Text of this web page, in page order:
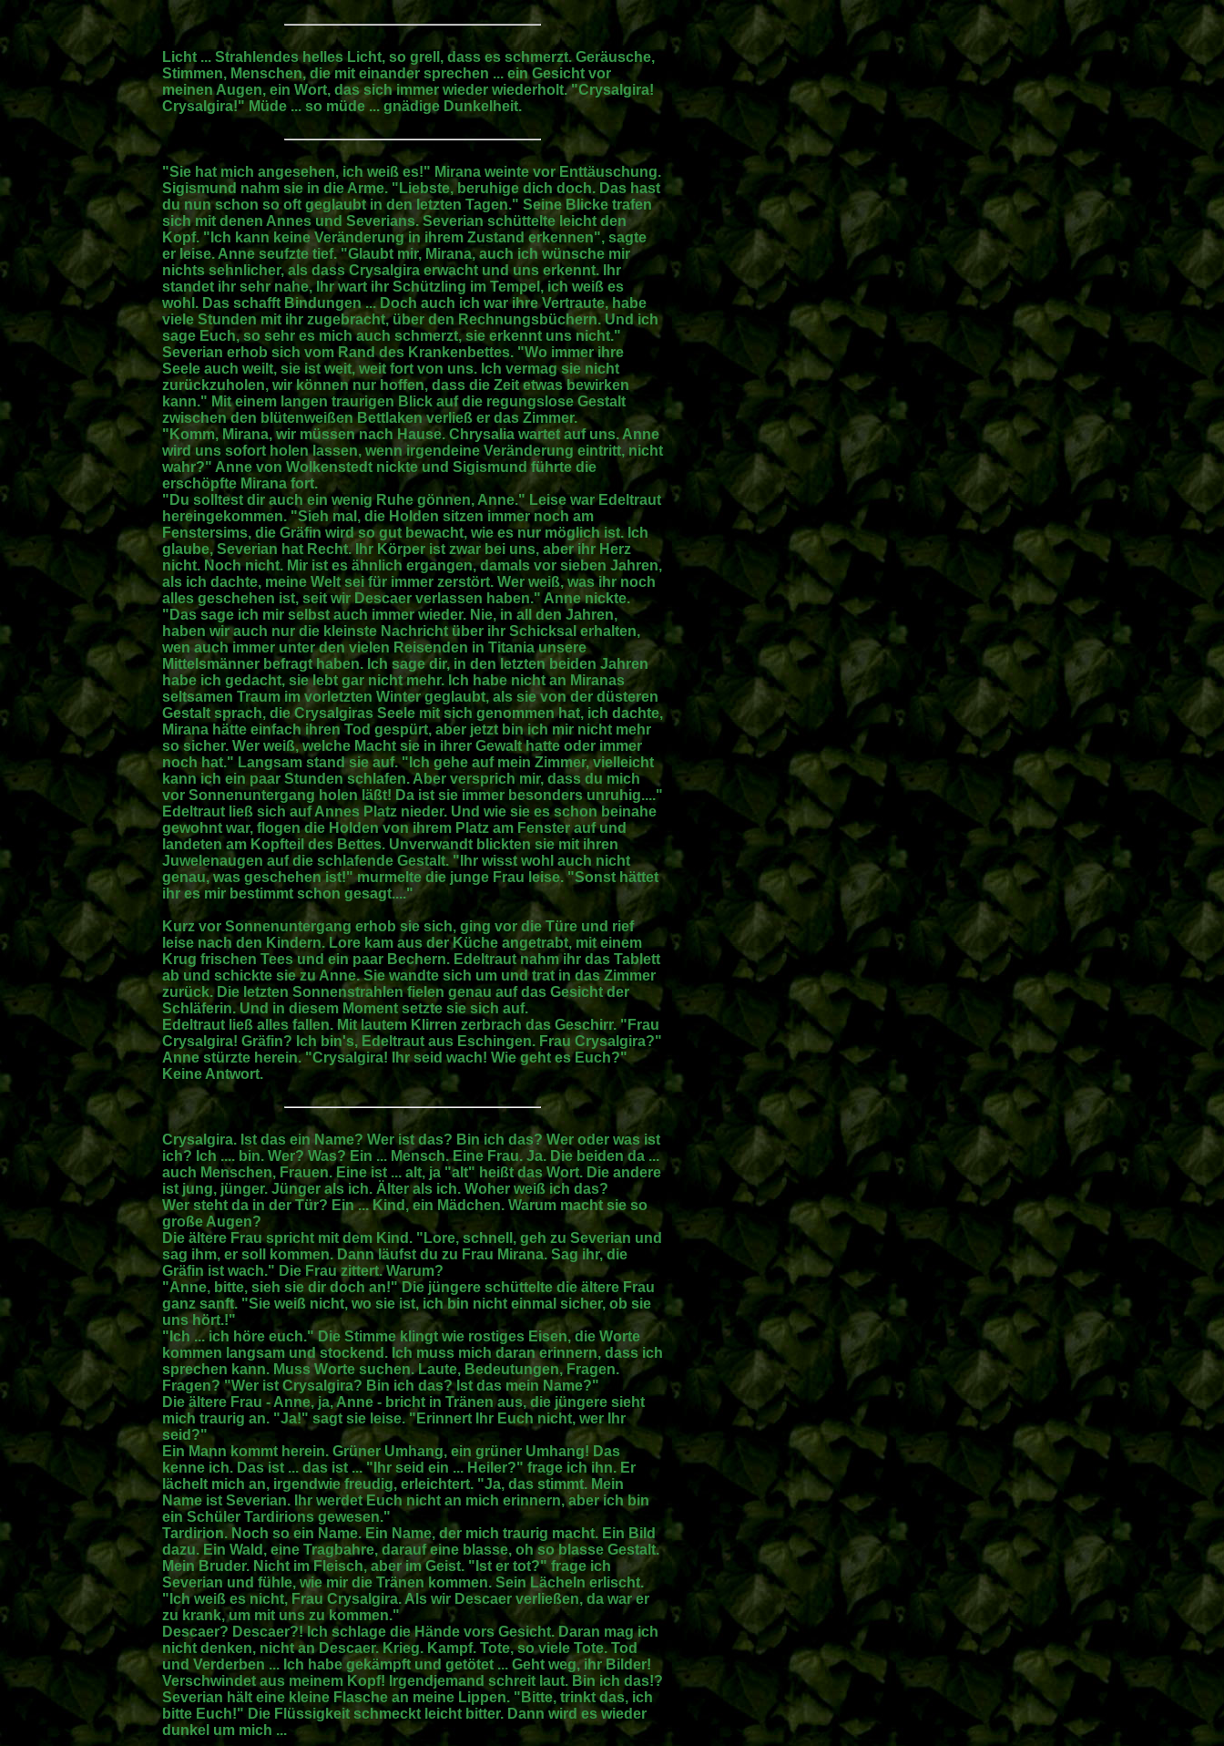
Licht ... Strahlendes helles Licht, so grell, dass es schmerzt. Geräusche,
Stimmen, Menschen, die mit einander sprechen ... ein Gesicht vor
meinen Augen, ein Wort, das sich immer wieder wiederholt. "Crysalgira!
Crysalgira!" Müde ... so müde ... gnädige Dunkelheit.
"Sie hat mich angesehen, ich weiß es!" Mirana weinte vor Enttäuschung.
Sigismund nahm sie in die Arme. "Liebste, beruhige dich doch. Das hast
du nun schon so oft geglaubt in den letzten Tagen." Seine Blicke trafen
sich mit denen Annes und Severians. Severian schüttelte leicht den
Kopf. "Ich kann keine Veränderung in ihrem Zustand erkennen", sagte
er leise. Anne seufzte tief. "Glaubt mir, Mirana, auch ich wünsche mir
nichts sehnlicher, als dass Crysalgira erwacht und uns erkennt. Ihr
standet ihr sehr nahe, Ihr wart ihr Schützling im Tempel, ich weiß es
wohl. Das schafft Bindungen ... Doch auch ich war ihre Vertraute, habe
viele Stunden mit ihr zugebracht, über den Rechnungsbüchern. Und ich
sage Euch, so sehr es mich auch schmerzt, sie erkennt uns nicht."
Severian erhob sich vom Rand des Krankenbettes. "Wo immer ihre
Seele auch weilt, sie ist weit, weit fort von uns. Ich vermag sie nicht
zurückzuholen, wir können nur hoffen, dass die Zeit etwas bewirken
kann." Mit einem langen traurigen Blick auf die regungslose Gestalt
zwischen den blütenweißen Bettlaken verließ er das Zimmer.
"Komm, Mirana, wir müssen nach Hause. Chrysalia wartet auf uns. Anne
wird uns sofort holen lassen, wenn irgendeine Veränderung eintritt, nicht
wahr?" Anne von Wolkenstedt nickte und Sigismund führte die
erschöpfte Mirana fort.
"Du solltest dir auch ein wenig Ruhe gönnen, Anne." Leise war Edeltraut
hereingekommen. "Sieh mal, die Holden sitzen immer noch am
Fenstersims, die Gräfin wird so gut bewacht, wie es nur möglich ist. Ich
glaube, Severian hat Recht. Ihr Körper ist zwar bei uns, aber ihr Herz
nicht. Noch nicht. Mir ist es ähnlich ergangen, damals vor sieben Jahren,
als ich dachte, meine Welt sei für immer zerstört. Wer weiß, was ihr noch
alles geschehen ist, seit wir Descaer verlassen haben." Anne nickte.
"Das sage ich mir selbst auch immer wieder. Nie, in all den Jahren,
haben wir auch nur die kleinste Nachricht über ihr Schicksal erhalten,
wen auch immer unter den vielen Reisenden in Titania unsere
Mittelsmänner befragt haben. Ich sage dir, in den letzten beiden Jahren
habe ich gedacht, sie lebt gar nicht mehr. Ich habe nicht an Miranas
seltsamen Traum im vorletzten Winter geglaubt, als sie von der düsteren
Gestalt sprach, die Crysalgiras Seele mit sich genommen hat, ich dachte,
Mirana hätte einfach ihren Tod gespürt, aber jetzt bin ich mir nicht mehr
so sicher. Wer weiß, welche Macht sie in ihrer Gewalt hatte oder immer
noch hat." Langsam stand sie auf. "Ich gehe auf mein Zimmer, vielleicht
kann ich ein paar Stunden schlafen. Aber versprich mir, dass du mich
vor Sonnenuntergang holen läßt! Da ist sie immer besonders unruhig...."
Edeltraut ließ sich auf Annes Platz nieder. Und wie sie es schon beinahe
gewohnt war, flogen die Holden von ihrem Platz am Fenster auf und
landeten am Kopfteil des Bettes. Unverwandt blickten sie mit ihren
Juwelenaugen auf die schlafende Gestalt. "Ihr wisst wohl auch nicht
genau, was geschehen ist!" murmelte die junge Frau leise. "Sonst hättet
ihr es mir bestimmt schon gesagt...."
Kurz vor Sonnenuntergang erhob sie sich, ging vor die Türe und rief
leise nach den Kindern. Lore kam aus der Küche angetrabt, mit einem
Krug frischen Tees und ein paar Bechern. Edeltraut nahm ihr das Tablett
ab und schickte sie zu Anne. Sie wandte sich um und trat in das Zimmer
zurück. Die letzten Sonnenstrahlen fielen genau auf das Gesicht der
Schläferin. Und in diesem Moment setzte sie sich auf.
Edeltraut ließ alles fallen. Mit lautem Klirren zerbrach das Geschirr. "Frau
Crysalgira! Gräfin? Ich bin's, Edeltraut aus Eschingen. Frau Crysalgira?"
Anne stürzte herein. "Crysalgira! Ihr seid wach! Wie geht es Euch?"
Keine Antwort.
Crysalgira. Ist das ein Name? Wer ist das? Bin ich das? Wer oder was ist
ich? Ich .... bin. Wer? Was? Ein ... Mensch. Eine Frau. Ja. Die beiden da ...
auch Menschen, Frauen. Eine ist ... alt, ja "alt" heißt das Wort. Die andere
ist jung, jünger. Jünger als ich. Älter als ich. Woher weiß ich das?
Wer steht da in der Tür? Ein ... Kind, ein Mädchen. Warum macht sie so
große Augen?
Die ältere Frau spricht mit dem Kind. "Lore, schnell, geh zu Severian und
sag ihm, er soll kommen. Dann läufst du zu Frau Mirana. Sag ihr, die
Gräfin ist wach." Die Frau zittert. Warum?
"Anne, bitte, sieh sie dir doch an!" Die jüngere schüttelte die ältere Frau
ganz sanft. "Sie weiß nicht, wo sie ist, ich bin nicht einmal sicher, ob sie
uns hört.!"
"Ich ... ich höre euch." Die Stimme klingt wie rostiges Eisen, die Worte
kommen langsam und stockend. Ich muss mich daran erinnern, dass ich
sprechen kann. Muss Worte suchen. Laute, Bedeutungen, Fragen.
Fragen? "Wer ist Crysalgira? Bin ich das? Ist das mein Name?"
Die ältere Frau - Anne, ja, Anne - bricht in Tränen aus, die jüngere sieht
mich traurig an. "Ja!" sagt sie leise. "Erinnert Ihr Euch nicht, wer Ihr
seid?"
Ein Mann kommt herein. Grüner Umhang, ein grüner Umhang! Das
kenne ich. Das ist ... das ist ... "Ihr seid ein ... Heiler?" frage ich ihn. Er
lächelt mich an, irgendwie freudig, erleichtert. "Ja, das stimmt. Mein
Name ist Severian. Ihr werdet Euch nicht an mich erinnern, aber ich bin
ein Schüler Tardirions gewesen."
Tardirion. Noch so ein Name. Ein Name, der mich traurig macht. Ein Bild
dazu. Ein Wald, eine Tragbahre, darauf eine blasse, oh so blasse Gestalt.
Mein Bruder. Nicht im Fleisch, aber im Geist. "Ist er tot?" frage ich
Severian und fühle, wie mir die Tränen kommen. Sein Lächeln erlischt.
"Ich weiß es nicht, Frau Crysalgira. Als wir Descaer verließen, da war er
zu krank, um mit uns zu kommen."
Descaer? Descaer?! Ich schlage die Hände vors Gesicht. Daran mag ich
nicht denken, nicht an Descaer. Krieg. Kampf. Tote, so viele Tote. Tod
und Verderben ... Ich habe gekämpft und getötet ... Geht weg, ihr Bilder!
Verschwindet aus meinem Kopf! Irgendjemand schreit laut. Bin ich das!?
Severian hält eine kleine Flasche an meine Lippen. "Bitte, trinkt das, ich
bitte Euch!" Die Flüssigkeit schmeckt leicht bitter. Dann wird es wieder
dunkel um mich ...